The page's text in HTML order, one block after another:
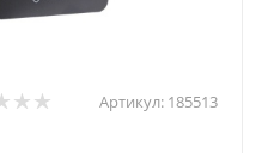
Артикул: 185513